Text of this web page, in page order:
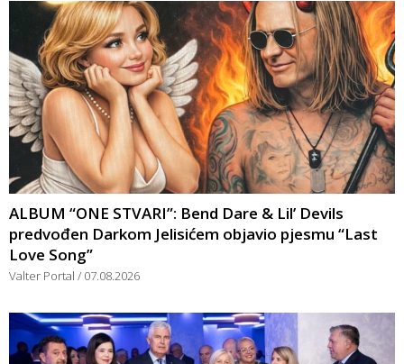
ALBUM “ONE STVARI”: Bend Dare & Lil’ Devils
predvođen Darkom Jelisićem objavio pjesmu “Last
Love Song”
Valter Portal 07.08.2026